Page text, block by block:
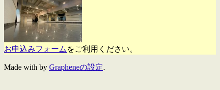
お申込みフォーム をご利用ください。
Made with by Grapheneの設定.